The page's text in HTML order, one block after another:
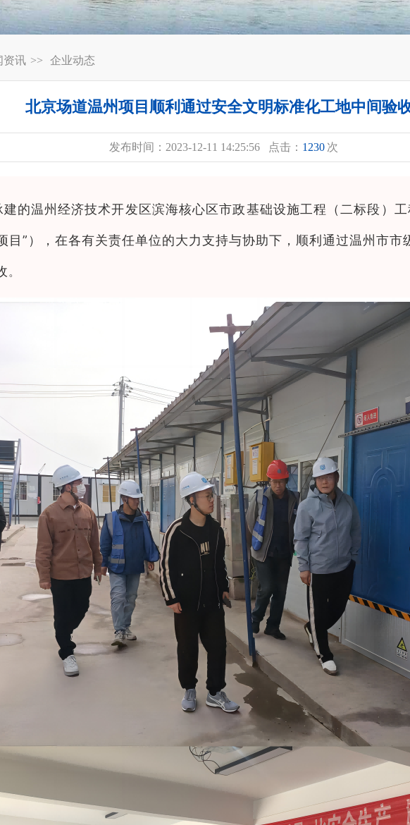
资讯 >> 企业动态
北京场道温州项目顺利通过安全文明标准化工地中间验
发布时间：2023-12-11 14:25:56 点击： 1230 次
的温州经济技术开发区滨海核心区市政基础设施工程（二标段）
目”），在各有关责任单位的大力支持与协助下，顺利通过温州市市
。